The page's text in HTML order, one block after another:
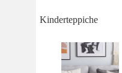
Kinderteppiche